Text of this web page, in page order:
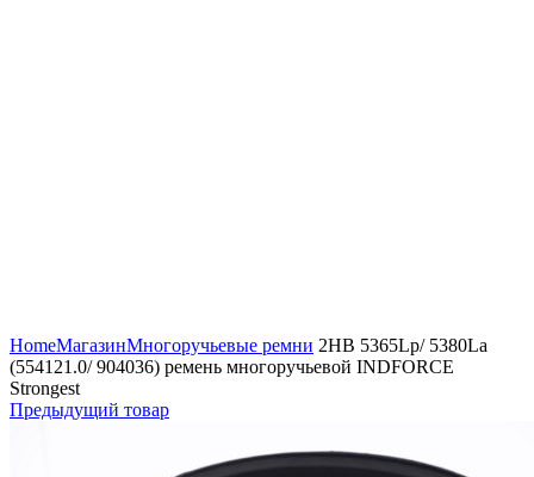
HomeМагазинМногоручьевые ремни 2HB 5365Lp/ 5380La
(554121.0/ 904036) ремень многоручьевой INDFORCE
Strongest
Предыдущий товар